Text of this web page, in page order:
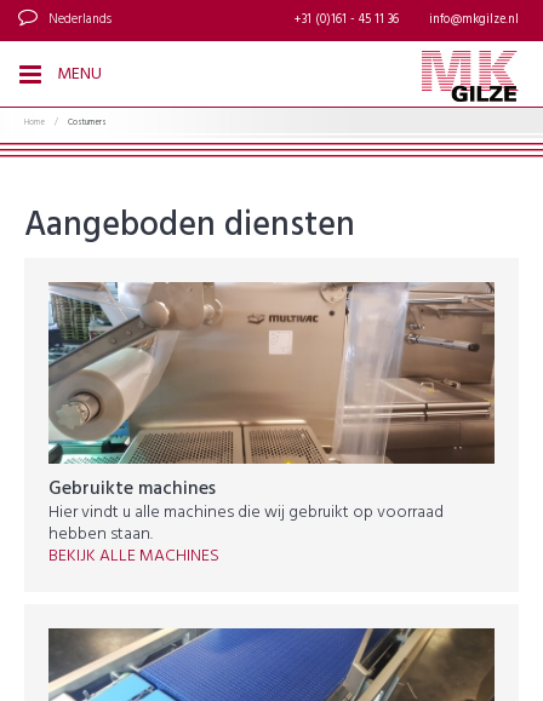
Nederlands info@mkgilze.nl
+31 (0)161 - 45 11 36
MENU
Home / Costumers
Aangeboden diensten
Gebruikte machines
Hier vindt u alle machines die wij gebruikt op voorraad
hebben staan.
BEKIJK ALLE MACHINES